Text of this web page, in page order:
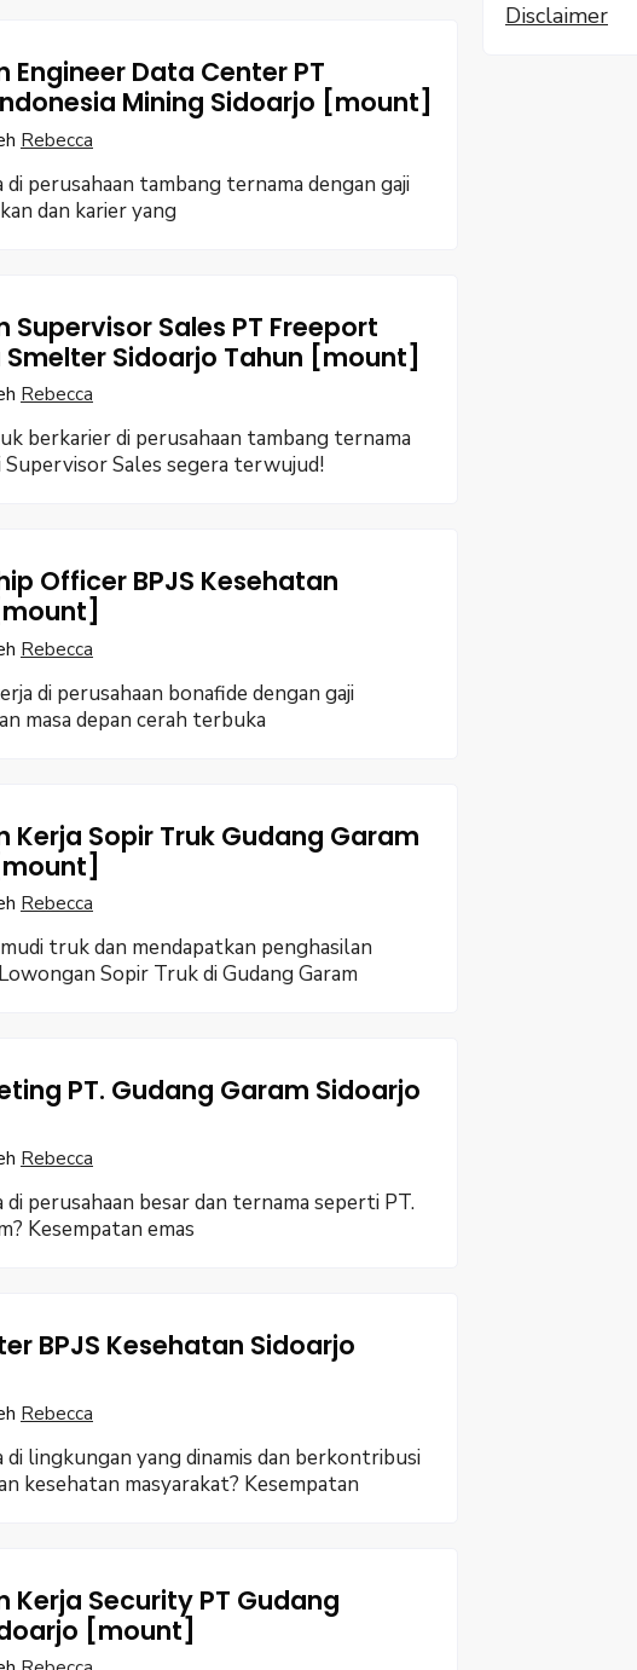
Engineer Data Center PT
Mining Sidoarjo [mount]
Rebecca
di perusahaan tambang ternama dengan gaji
dan karier yang
Supervisor Sales PT Freeport
Smelter Sidoarjo Tahun [mount]
Rebecca
berkarier di perusahaan tambang ternama
Supervisor Sales segera terwujud!
Officer BPJS Kesehatan
Rebecca
di perusahaan bonafide dengan gaji
masa depan cerah terbuka
Kerja Sopir Truk Gudang Garam
Rebecca
truk dan mendapatkan penghasilan
Sopir Truk di Gudang Garam
PT. Gudang Garam Sidoarjo
Rebecca
di perusahaan besar dan ternama seperti PT.
Kesempatan emas
BPJS Kesehatan Sidoarjo
Rebecca
di lingkungan yang dinamis dan berkontribusi
kesehatan masyarakat? Kesempatan
Kerja Security PT Gudang
[mount]
Disclaimer